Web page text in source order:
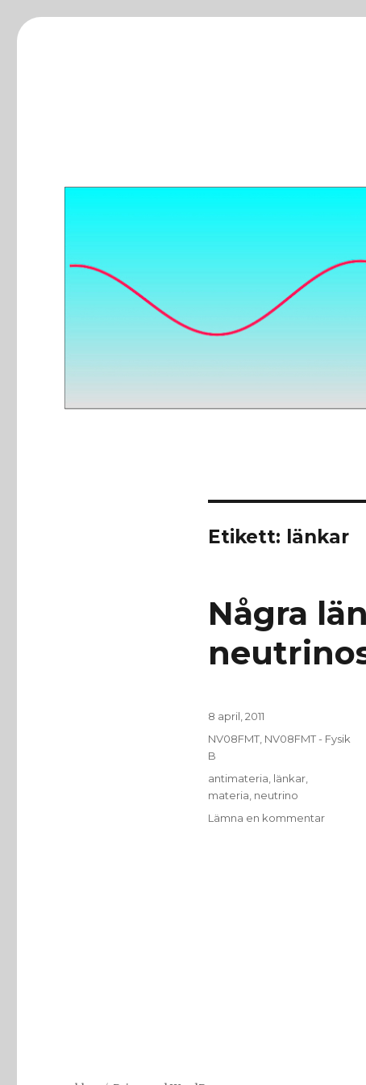
Etikett: länkar
Några
Publicerat
8 april, 2011
Kategorier
NV08FMT, NV08FMT - Fysik
B
Etiketter
antimateria länkar,
materia neutrino
Lämna en kommentartill